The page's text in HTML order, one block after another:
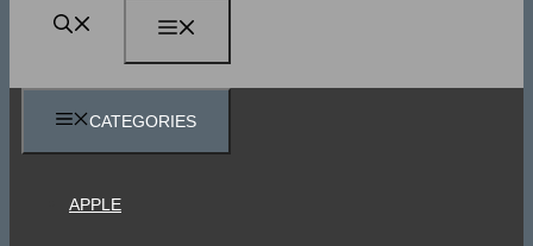
CATEGORIES
APPLE